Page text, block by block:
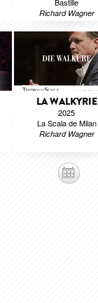
Richard Wagner
LA WALKYRIE
2025
La Scala de Milan
Richard Wagner